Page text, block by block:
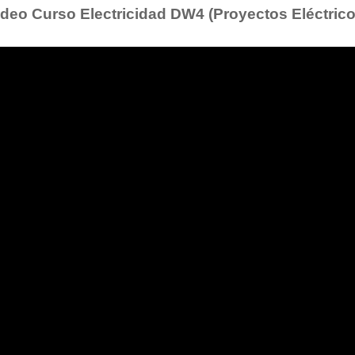
Curso Electricidad DW4 (Proyectos